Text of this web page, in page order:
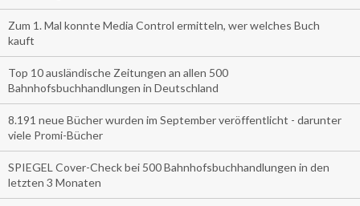
Zum 1. Mal konnte Media Control ermitteln, wer welches Buch
kauft
Top 10 ausländische Zeitungen an allen 500
Bahnhofsbuchhandlungen in Deutschland
8.191 neue Bücher wurden im September veröffentlicht - darunter
viele Promi-Bücher
SPIEGEL Cover-Check bei 500 Bahnhofsbuchhandlungen in den
letzten 3 Monaten